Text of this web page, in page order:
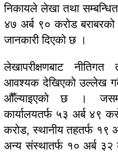
निकायले लेखा तथा
४७ अर्ब ९० करोड
जानकारी दिएको छ ।
लेखापरीक्षणबाट
आवश्यक देखिएको उल्लेख
औँल्याइएको छ ।
कार्यालयतर्फ ५३ अर्ब ४९
करोड, स्थानीय तहतर्फ १९
अन्य संस्थातर्फ १० अर्ब